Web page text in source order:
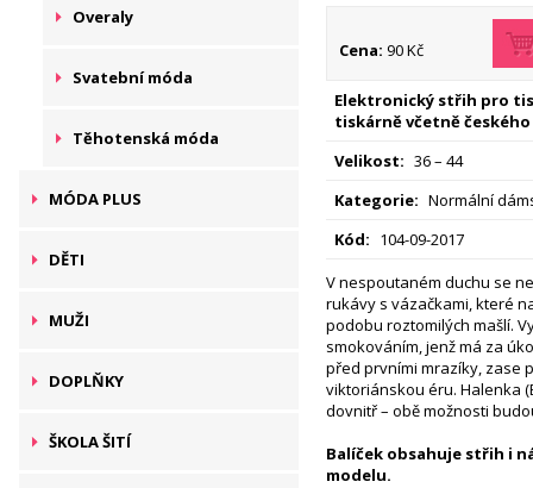
Overaly
Svatební móda
Těhotenská móda
MÓDA PLUS
DĚTI
MUŽI
DOPLŇKY
ŠKOLA ŠITÍ
Cena: 90 Kč
Elektronický střih pro
tiskárně včetně českého
Velikost: 36 – 44
Kategorie: Normální
Kód: 104-09-2017
V nespoutaném duchu se
rukávy s vázačkami, které
podobu roztomilých mašlí.
smokováním, jenž má za
před prvními mrazíky, zase
viktoriánskou éru. Halenka
dovnitř – obě možnosti
Balíček obsahuje střih i
modelu.